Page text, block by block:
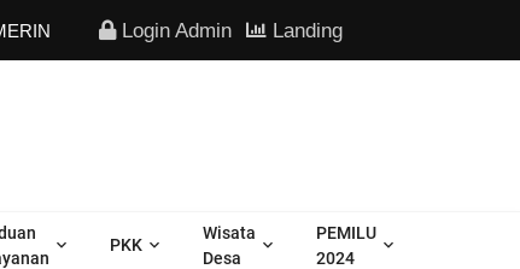
DESA BANDONGAN "SEJUK | SEhat maJU Keren"
Login Admin Landing
PKK
Wisata
Desa
PEMILU
2024